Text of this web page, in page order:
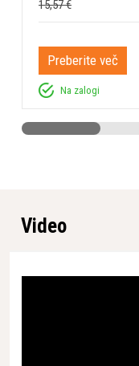
konstrukcije
stroške lastništva.
* Pridržujemo si
odgovornosti.
15,57 €
Preberite več
Na zalogi
Video